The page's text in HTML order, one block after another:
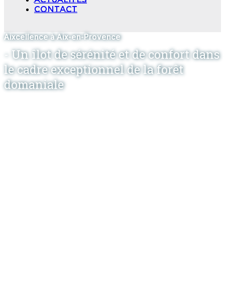
Contact
Aixcellence à Aix-en-Provence
- Un îlot de sérénité et de confort dans
le cadre exceptionnel de la forêt
domaniale